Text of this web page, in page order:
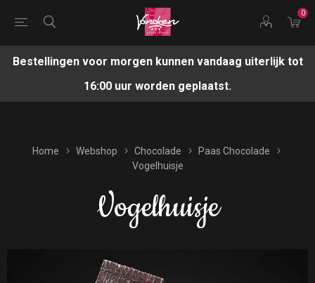
0
Bestellingen voor morgen kunnen vandaag uiterlijk tot
16:00 uur worden geplaatst.
Home Webshop Chocolade
Paas Chocolade
Vogelhuisje
Vogelhuisje